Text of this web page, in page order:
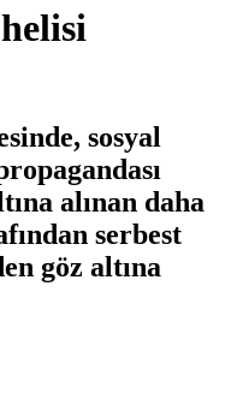
sosyal
alınan daha
serbest
göz altına